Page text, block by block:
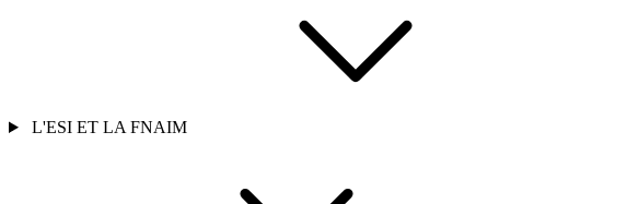
L'ESI ET LA FNAIM